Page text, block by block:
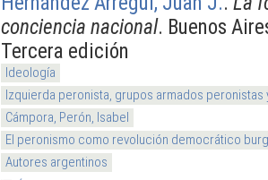
conciencia nacional. Buenos
Tercera edición
Ideología
Izquierda peronista, grupos armados
Cámpora, Perón, Isabel
El peronismo como revolución democrático
Autores argentinos